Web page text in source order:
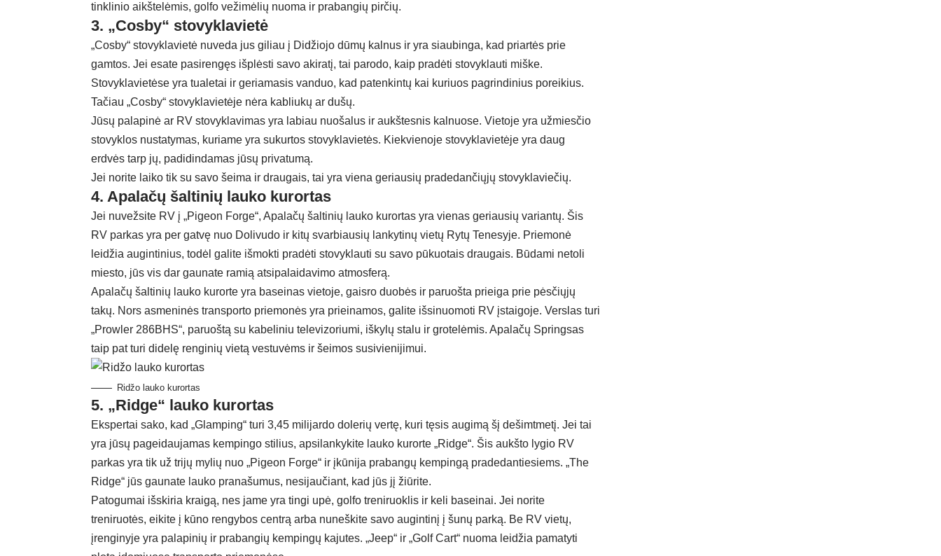
tinklinio aikštelėmis, golfo vežimėlių nuoma ir prabangių pirčių.
3. „Cosby“ stovyklavietė
„Cosby“ stovyklavietė nuveda jus giliau į Didžiojo dūmų kalnus ir yra siaubinga, kad priartės prie
gamtos. Jei esate pasirengęs išplėsti savo akiratį, tai parodo, kaip pradėti stovyklauti miške.
Stovyklavietėse yra tualetai ir geriamasis vanduo, kad patenkintų kai kuriuos pagrindinius poreikius.
Tačiau „Cosby“ stovyklavietėje nėra kabliukų ar dušų.
Jūsų palapinė ar RV stovyklavimas yra labiau nuošalus ir aukštesnis kalnuose. Vietoje yra užmiesčio
stovyklos nustatymas, kuriame yra sukurtos stovyklavietės. Kiekvienoje stovyklavietėje yra daug
erdvės tarp jų, padidindamas jūsų privatumą.
Jei norite laiko tik su savo šeima ir draugais, tai yra viena geriausių pradedančiųjų stovyklaviečių.
4. Apalačų šaltinių lauko kurortas
Jei nuvežsite RV į „Pigeon Forge“, Apalačų šaltinių lauko kurortas yra vienas geriausių variantų. Šis
RV parkas yra per gatvę nuo Dolivudo ir kitų svarbiausių lankytinų vietų Rytų Tenesyje. Priemonė
leidžia augintinius, todėl galite išmokti pradėti stovyklauti su savo pūkuotais draugais. Būdami netoli
miesto, jūs vis dar gaunate ramią atsipalaidavimo atmosferą.
Apalačų šaltinių lauko kurorte yra baseinas vietoje, gaisro duobės ir paruošta prieiga prie pėsčiųjų
takų. Nors asmeninės transporto priemonės yra prieinamos, galite išsinuomoti RV įstaigoje. Verslas turi
„Prowler 286BHS“, paruoštą su kabeliniu televizoriumi, iškylų ​​stalu ir grotelėmis. Apalačų Springsas
taip pat turi didelę renginių vietą vestuvėms ir šeimos susivienijimui.
Ridžo lauko kurortas
5. „Ridge“ lauko kurortas
Ekspertai sako, kad „Glamping“ turi 3,45 milijardo dolerių vertę, kuri tęsis augimą šį dešimtmetį. Jei tai
yra jūsų pageidaujamas kempingo stilius, apsilankykite lauko kurorte „Ridge“. Šis aukšto lygio RV
parkas yra tik už trijų mylių nuo „Pigeon Forge“ ir įkūnija prabangų kempingą pradedantiesiems. „The
Ridge“ jūs gaunate lauko pranašumus, nesijaučiant, kad jūs jį žiūrite.
Patogumai išskiria kraigą, nes jame yra tingi upė, golfo treniruoklis ir keli baseinai. Jei norite
treniruotės, eikite į kūno rengybos centrą arba nuneškite savo augintinį į šunų parką. Be RV vietų,
įrenginyje yra palapinių ir prabangių kempingų kajutes. „Jeep“ ir „Golf Cart“ nuoma leidžia pamatyti